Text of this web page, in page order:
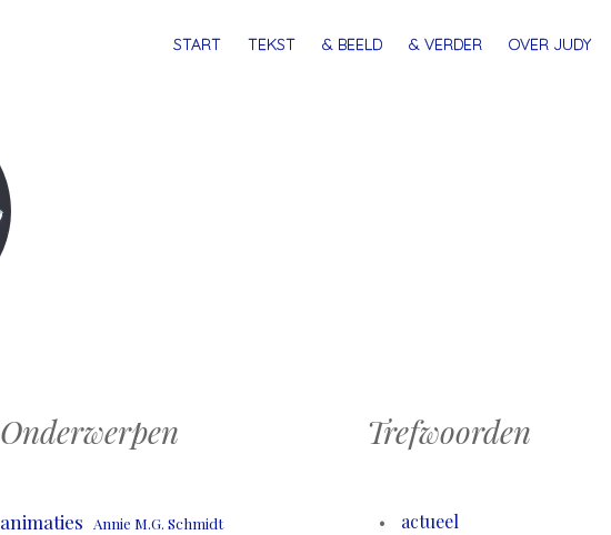
MENU
SPRINGSTART TEKST & BEELD & VERDER OVER JUDY
Onderwerpen
animaties Annie M.G. Schmidt
Trefwoorden
actueel